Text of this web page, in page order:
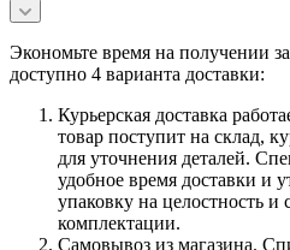
Экономьте время на получении
доступно 4 варианта доставки:
Курьерская доставка
товар поступит на склад,
для уточнения деталей.
удобное время доставки и
упаковку на целостность и
комплектации.
Самовывоз из магазина.